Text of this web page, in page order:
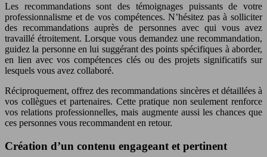
Les recommandations sont des témoignages puissants de votre
professionnalisme et de vos compétences. N’hésitez pas à solliciter
des recommandations auprès de personnes avec qui vous avez
travaillé étroitement. Lorsque vous demandez une recommandation,
guidez la personne en lui suggérant des points spécifiques à aborder,
en lien avec vos compétences clés ou des projets significatifs sur
lesquels vous avez collaboré.
Réciproquement, offrez des recommandations sincères et détaillées à
vos collègues et partenaires. Cette pratique non seulement renforce
vos relations professionnelles, mais augmente aussi les chances que
ces personnes vous recommandent en retour.
Création d’un contenu engageant et pertinent